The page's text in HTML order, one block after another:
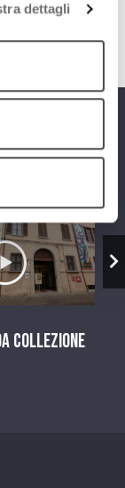
dettagli
Ascolta il
Collezione